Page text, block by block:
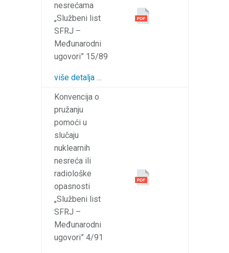
nesrećama
„Službeni list
SFRJ –
Međunarodni
ugovori” 15/89
više detalja …
Konvencija o
pružanju
pomoći u
slučaju
nuklearnih
nesreća ili
radiološke
opasnosti
„Službeni list
SFRJ –
Međunarodni
ugovori” 4/91